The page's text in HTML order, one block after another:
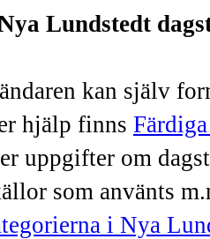
Lundstedt
kan själv
hjälp finns
uppgifter om
som använts
i Nya